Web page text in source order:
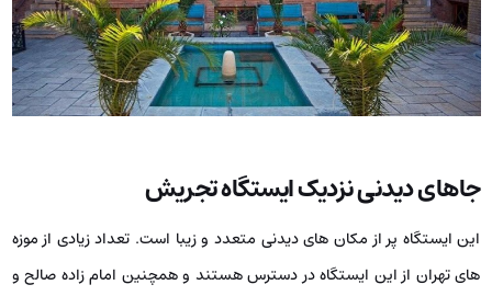
جاهای دیدنی نزدیک ایستگاه تجریش
این ایستگاه پر از مکان های دیدنی متعدد و زیبا است. تعداد زیادی از موزه
های تهران از این ایستگاه در دسترس هستند و همچنین امام زاده صالح و